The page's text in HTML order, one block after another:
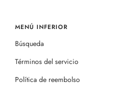
MENÚ INFERIOR
Búsqueda
Términos del servicio
Política de reembolso